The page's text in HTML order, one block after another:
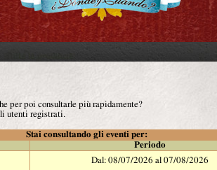
per poi consultarle più rapidamente?
utenti registrati.
Stai consultando gli eventi per:
Periodo
Dal: 08/07/2026 al 07/08/2026